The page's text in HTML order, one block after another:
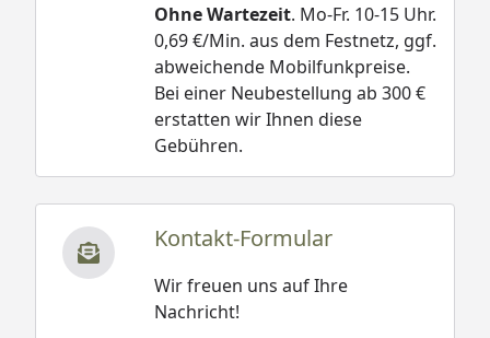
Ohne Wartezeit. Mo-Fr. 10-15 Uhr.
0,69 €/Min. aus dem Festnetz, ggf.
abweichende Mobilfunkpreise.
Bei einer Neubestellung ab 300 €
erstatten wir Ihnen diese
Gebühren.
Kontakt-Formular
Wir freuen uns auf Ihre
Nachricht!